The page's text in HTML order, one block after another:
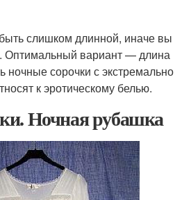
слишком длинной, иначе вы
Оптимальный вариант — длина
ночные сорочки с экстремально
к эротическому белью.
Ночная рубашка